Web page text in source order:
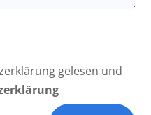
gelesen und